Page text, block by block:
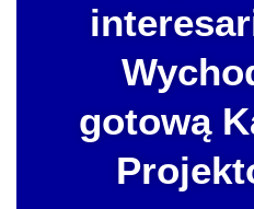
gotową